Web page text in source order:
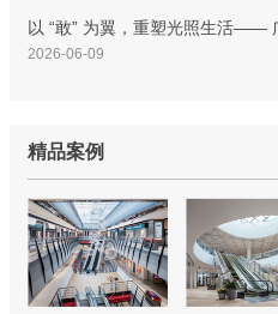
2026-06-09
精品案例